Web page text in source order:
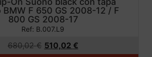
BMW F 650 GS 2008-12 / F
800 GS 2008-17
Ref: B.007.L9
680,02€ 510,02 €